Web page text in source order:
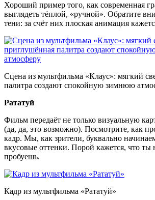
Хороший пример того, как современная
выглядеть тёплой, «ручной». Обратите
тени: за счёт них плоская анимация
Сцена из мультфильма «Клаус»: мягкий
палитра создают спокойную зимнюю
Рататуй
Фильм передаёт не только визуальную
(да, да, это возможно). Посмотрите, как
кадр. Мы, как зрители, буквально
вкусовые оттенки. Порой кажется, что ты
пробуешь.
Кадр из мультфильма «Рататуй»